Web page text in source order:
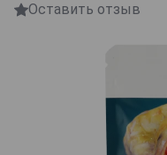
Оставить отзыв